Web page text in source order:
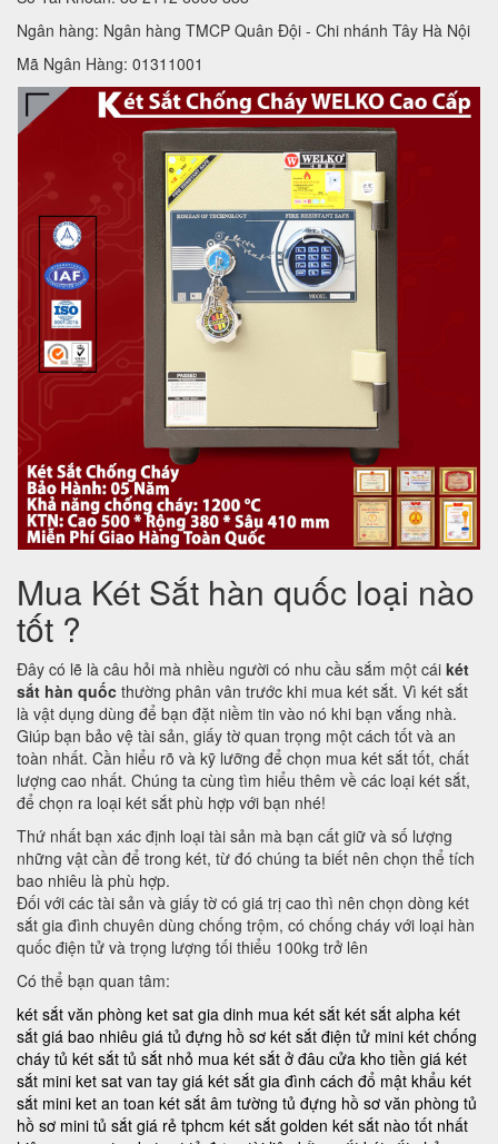
Ngân hàng: Ngân hàng TMCP Quân Đội - Chi nhánh Tây Hà Nội
Mã Ngân Hàng: 01311001
Mua Két Sắt hàn quốc loại nào
tốt ?
Đây có lẽ là câu hỏi mà nhiều người có nhu cầu sắm một cái két
sắt hàn quốc thường phân vân trước khi mua két sắt. Vì két sắt
là vật dụng dùng để bạn đặt niềm tin vào nó khi bạn vắng nhà.
Giúp bạn bảo vệ tài sản, giấy tờ quan trọng một cách tốt và an
toàn nhất. Cần hiểu rõ và kỹ lưỡng để chọn mua két sắt tốt, chất
lượng cao nhất. Chúng ta cùng tìm hiểu thêm về các loại két sắt,
để chọn ra loại két sắt phù hợp với bạn nhé!
Thứ nhất bạn xác định loại tài sản mà bạn cất giữ và số lượng
những vật cần để trong két, từ đó chúng ta biết nên chọn thể tích
bao nhiêu là phù hợp.
Đối với các tài sản và giấy tờ có giá trị cao thì nên chọn dòng két
sắt gia đình chuyên dùng chống trộm, có chống cháy với loại hàn
quốc điện tử và trọng lượng tối thiểu 100kg trở lên
Có thể bạn quan tâm:
két sắt văn phòng ket sat gia dinh mua két sắt két sắt alpha két
sắt giá bao nhiêu giá tủ đựng hồ sơ két sắt điện tử mini két chống
cháy tủ két sắt tủ sắt nhỏ mua két sắt ở đâu cửa kho tiền giá két
sắt mini ket sat van tay giá két sắt gia đình cách đổ mật khẩu két
sắt mini ket an toan két sắt âm tường tủ đựng hồ sơ văn phòng tủ
hồ sơ mini tủ sắt giá rẻ tphcm két sắt golden két sắt nào tốt nhất